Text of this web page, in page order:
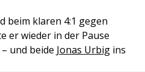
beim klaren 4:1 gegen
er wieder in der Pause
und beide Jonas Urbig ins